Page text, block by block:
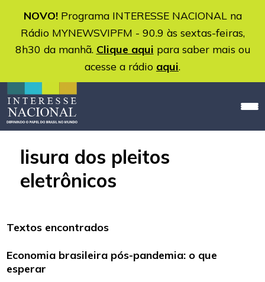
NOVO!Programa INTERESSE NACIONAL na
Rádio MYNEWSVIPFM - 90.9 às sextas-feiras,
8h30 da manhã. Clique aqui para saber mais ou
acesse a rádio aqui.
lisura dos pleitos
eletrônicos
Textos encontrados
Economia brasileira pós-pandemia: o que
esperar